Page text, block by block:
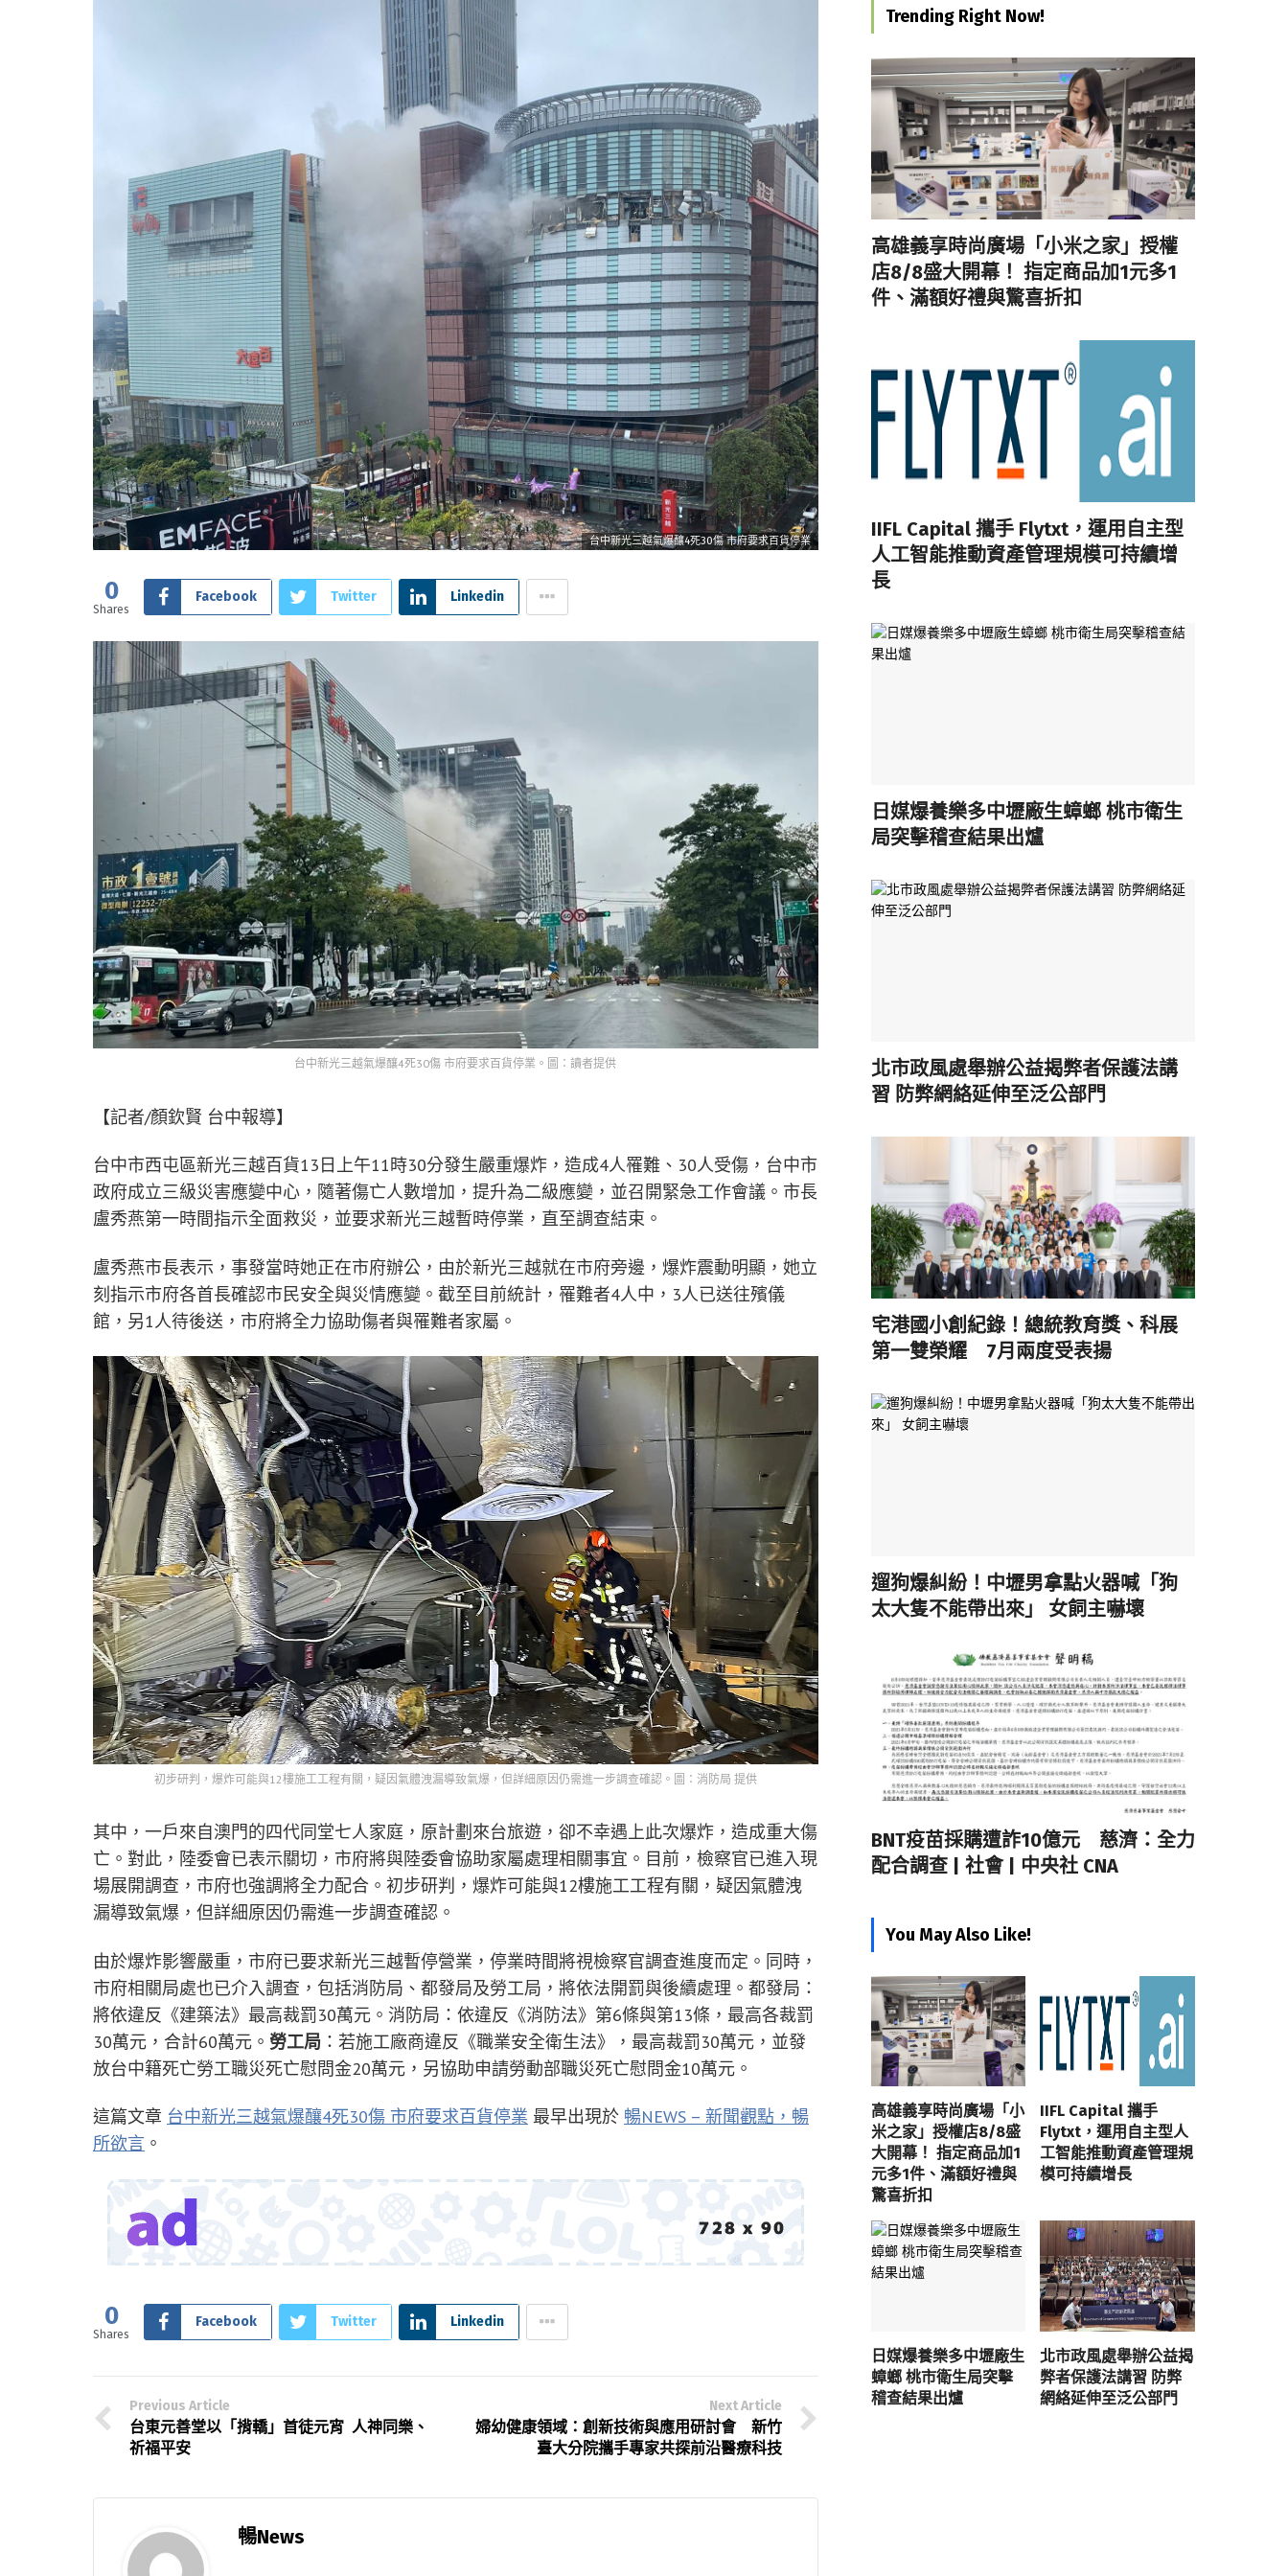
台中新光三越氣爆釀4死30傷 市府要求百貨停業
0
Shares
Facebook Twitter Linkedin
台中新光三越氣爆釀4死30傷 市府要求百貨停業。圖：讀者提供
【記者/顏欽賢 台中報導】
台中市西屯區新光三越百貨13日上午11時30分發生嚴重爆炸，造成4人罹難、30人受傷，台中市
政府成立三級災害應變中心，隨著傷亡人數增加，提升為二級應變，並召開緊急工作會議。市長
盧秀燕第一時間指示全面救災，並要求新光三越暫時停業，直至調查結束。
盧秀燕市長表示，事發當時她正在市府辦公，由於新光三越就在市府旁邊，爆炸震動明顯，她立
刻指示市府各首長確認市民安全與災情應變。截至目前統計，罹難者4人中，3人已送往殯儀
館，另1人待後送，市府將全力協助傷者與罹難者家屬。
初步研判，爆炸可能與12樓施工工程有關，疑因氣體洩漏導致氣爆，但詳細原因仍需進一步調查確認。圖：消防局 提供
其中，一戶來自澳門的四代同堂七人家庭，原計劃來台旅遊，卻不幸遇上此次爆炸，造成重大傷
亡。對此，陸委會已表示關切，市府將與陸委會協助家屬處理相關事宜。目前，檢察官已進入現
場展開調查，市府也強調將全力配合。初步研判，爆炸可能與12樓施工工程有關，疑因氣體洩
漏導致氣爆，但詳細原因仍需進一步調查確認。
由於爆炸影響嚴重，市府已要求新光三越暫停營業，停業時間將視檢察官調查進度而定。同時，
市府相關局處也已介入調查，包括消防局、都發局及勞工局，將依法開罰與後續處理。都發局：
將依違反《建築法》最高裁罰30萬元。消防局：依違反《消防法》第6條與第13條，最高各裁罰
30萬元，合計60萬元。 勞工局 ：若施工廠商違反《職業安全衛生法》，最高裁罰30萬元，並發
放台中籍死亡勞工職災死亡慰問金20萬元，另協助申請勞動部職災死亡慰問金10萬元。
這篇文章 台中新光三越氣爆釀4死30傷 市府要求百貨停業 最早出現於 暢NEWS – 新聞觀點，暢
所欲言 。
0
Shares
Facebook Twitter Linkedin
Previous Article
台東元善堂以「揹轎」首徒元宵 人神同樂、
祈福平安
Next Article
婦幼健康領域：創新技術與應用研討會 新竹
臺大分院攜手專家共探前沿醫療科技
暢News
Trending Right Now!
高雄義享時尚廣場「小米之家」授權
店8/8盛大開幕！ 指定商品加1元多1
件、滿額好禮與驚喜折扣
IIFL Capital 攜手 Flytxt，運用自主型
人工智能推動資產管理規模可持續增
長
日媒爆養樂多中壢廠生蟑螂 桃市衛生
局突擊稽查結果出爐
北市政風處舉辦公益揭弊者保護法講
習 防弊網絡延伸至泛公部門
宅港國小創紀錄！總統教育獎、科展
第一雙榮耀 7月兩度受表揚
遛狗爆糾紛！中壢男拿點火器喊「狗
太大隻不能帶出來」 女飼主嚇壞
BNT疫苗採購遭詐10億元 慈濟：全力
配合調查 | 社會 | 中央社 CNA
You May Also Like!
高雄義享時尚廣場「小
米之家」授權店8/8盛
大開幕！ 指定商品加1
元多1件、滿額好禮與
驚喜折扣
IIFL Capital 攜手
Flytxt，運用自主型人
工智能推動資產管理規
模可持續增長
日媒爆養樂多中壢廠生
蟑螂 桃市衛生局突擊
稽查結果出爐
北市政風處舉辦公益揭
弊者保護法講習 防弊
網絡延伸至泛公部門